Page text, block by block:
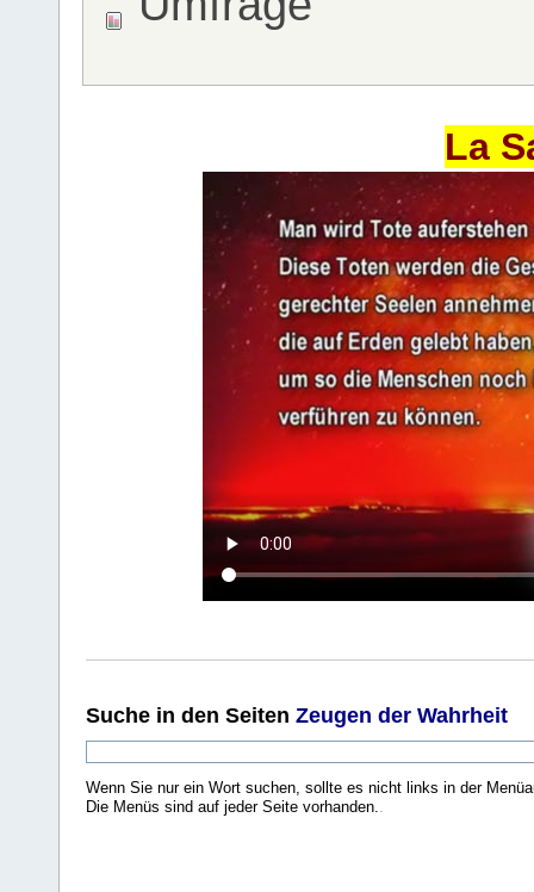
La
Suche in den Seiten Zeugen der Wahrheit
Wenn Sie nur ein Wort suchen, sollte es nicht links in der
Die Menüs sind auf jeder Seite vorhanden..